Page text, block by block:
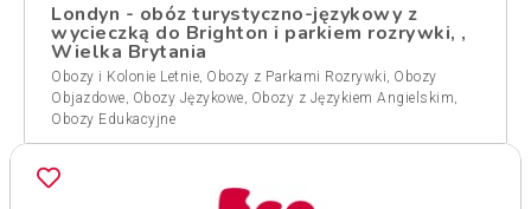
Londyn - obóz turystyczno-językowy z
wycieczką do Brighton i parkiem rozrywki, ,
Wielka Brytania
Obozy i Kolonie Letnie, Obozy z Parkami Rozrywki, Obozy
Objazdowe, Obozy Językowe, Obozy z Językiem Angielskim,
Obozy Edukacyjne